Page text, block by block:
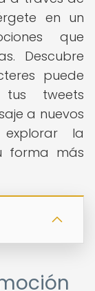
en un
que
Descubre
puede
tweets
a nuevos
explorar la
forma más